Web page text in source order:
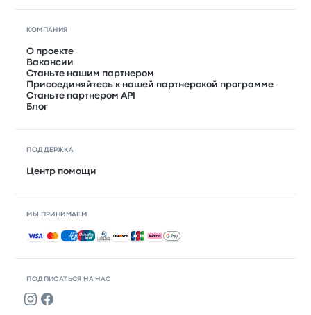
ПОДПИСАТЬСЯ НА НАС
КОМПАНИЯ
О проекте
Вакансии
Станьте нашим партнером
Присоединяйтесь к нашей партнерской программе
Станьте партнером API
Блог
ПОДДЕРЖКА
Центр помощи
МЫ ПРИНИМАЕМ
Принимаемые способы оплаты